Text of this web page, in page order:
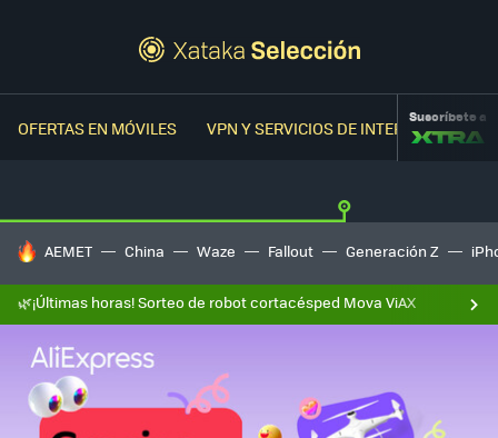
OFERTAS EN MÓVILES VPN Y SERVICIOS DE INTERNETSuscríbete a
HOY SE HABLA DE
AEMET China Waze Fallout Generación Z
🌿¡Últimas horas! Sorteo de robot cortacésped Mova ViAX